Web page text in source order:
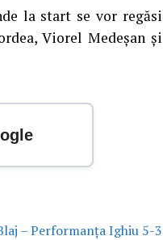
la start se vor regăsi
Viorel Medeșan și
– Performanța Ighiu 5-3